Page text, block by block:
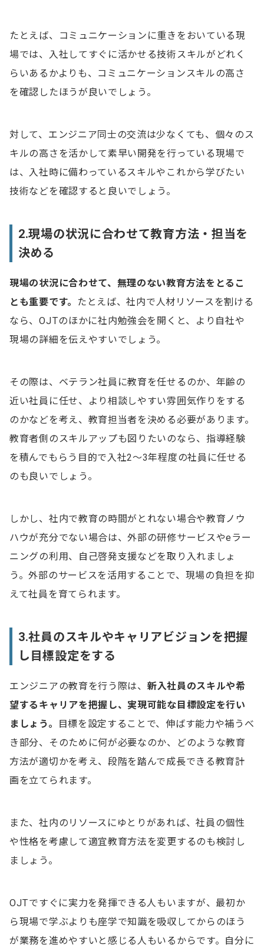
たとえば、コミュニケーションに重きをおいている現
場では、入社してすぐに活かせる技術スキルがどれく
らいあるかよりも、コミュニケーションスキルの高さ
を確認したほうが良いでしょう。
対して、エンジニア同士の交流は少なくても、個々のス
キルの高さを活かして素早い開発を行っている現場で
は、入社時に備わっているスキルやこれから学びたい
技術などを確認すると良いでしょう。
2.現場の状況に合わせて教育方法・担当を
決める
現場の状況に合わせて、無理のない教育方法をとるこ
とも重要です。
たとえば、社内で人材リソースを割ける
なら、OJTのほかに社内勉強会を開くと、より自社や
現場の詳細を伝えやすいでしょう。
その際は、ベテラン社員に教育を任せるのか、年齢の
近い社員に任せ、より相談しやすい雰囲気作りをする
のかなどを考え、教育担当者を決める必要があります。
教育者側のスキルアップも図りたいのなら、指導経験
を積んでもらう目的で入社2～3年程度の社員に任せる
のも良いでしょう。
しかし、社内で教育の時間がとれない場合や教育ノウ
ハウが充分でない場合は、外部の研修サービスやeラー
ニングの利用、自己啓発支援などを取り入れましょ
う。外部のサービスを活用することで、現場の負担を抑
えて社員を育てられます。
3.社員のスキルやキャリアビジョンを把握
し目標設定をする
エンジニアの教育を行う際は、 新入社員のスキルや希
望するキャリアを把握し、実現可能な目標設定を行い
ましょう。
目標を設定することで、伸ばす能力や補うべ
き部分、そのために何が必要なのか、どのような教育
方法が適切かを考え、段階を踏んで成長できる教育計
画を立てられます。
また、社内のリソースにゆとりがあれば、社員の個性
や性格を考慮して適宜教育方法を変更するのも検討し
ましょう。
OJTですぐに実力を発揮できる人もいますが、最初か
ら現場で学ぶよりも座学で知識を吸収してからのほう
が業務を進めやすいと感じる人もいるからです。自分に